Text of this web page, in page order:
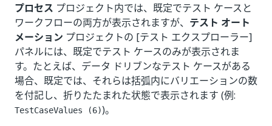
プロセス プロジェクト内では、既定でテスト ケースと
ワークフローの両方が表示されますが、 テスト オート
メーション プロジェクトの [テスト エクスプローラー]
パネルには、既定でテスト ケースのみが表示されま
す。たとえば、データ ドリブンなテスト ケースがある
場合、既定では、それらは括弧内にバリエーションの数
を付記し、折りたたまれた状態で表示されます (例:
TestCaseValues (6))。